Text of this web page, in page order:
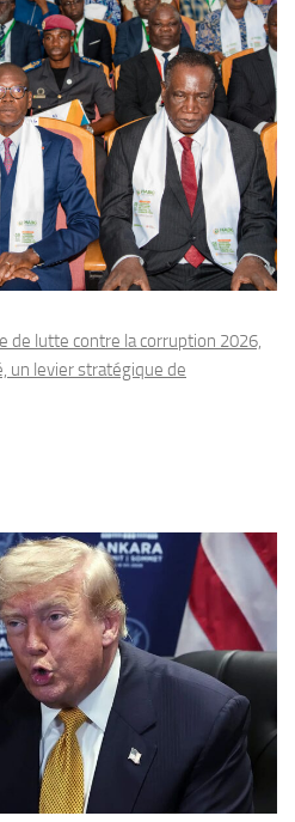
de lutte contre la corruption 2026,
un levier stratégique de